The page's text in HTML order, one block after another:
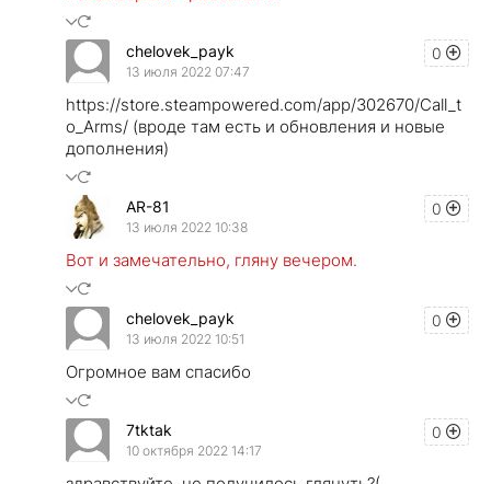
0
chelovek_payk
13 июля 2022 07:47
https://store.steampowered.com/app/302670/Call_t
o_Arms/ (вроде там есть и обновления и новые
дополнения)
0
AR-81
13 июля 2022 10:38
Вот и замечательно, гляну вечером.
0
chelovek_payk
13 июля 2022 10:51
Огромное вам спасибо
0
7tktak
10 октября 2022 14:17